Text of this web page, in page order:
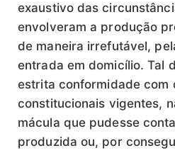
exaustivo das
envolveram a produção
de maneira irrefutável,
entrada em domicílio. Tal
estrita conformidade com
constitucionais vigentes,
mácula que pudesse
produzida ou, por